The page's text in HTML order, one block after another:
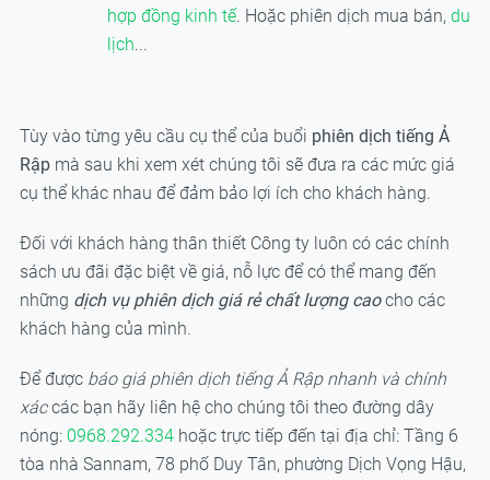
hợp đồng kinh tế. Hoặc phiên dịch mua bán, du
lịch...
Tùy vào từng yêu cầu cụ thể của buổi phiên dịch tiếng Ả
Rậpmà sau khi xem xét chúng tôi sẽ đưa ra các mức giá
cụ thể khác nhau để đảm bảo lợi ích cho khách hàng.
Đối với khách hàng thân thiết Công ty luôn có các chính
sách ưu đãi đặc biệt về giá, nỗ lực để có thể mang đến
những dịch vụ phiên dịch giá rẻ chất lượng caocho các
khách hàng của mình.
Để được báo giá phiên dịch tiếng Ả Rập nhanh và chính
xáccác bạn hãy liên hệ cho chúng tôi theo đường dây
nóng: 0968.292.334hoặc trực tiếp đến tại địa chỉ: Tầng 6
tòa nhà Sannam, 78 phố Duy Tân, phường Dịch Vọng Hậu,